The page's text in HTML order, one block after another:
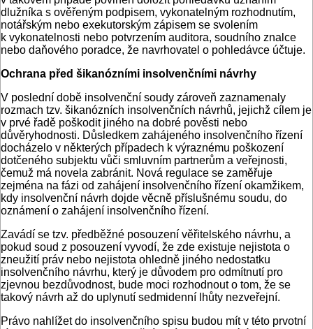
dlužníka s ověřeným podpisem, vykonatelným rozhodnutím,
notářským nebo exekutorským zápisem se svolením
k vykonatelnosti nebo potvrzením auditora, soudního znalce
nebo daňového poradce, že navrhovatel o pohledávce účtuje.
Ochrana před šikanózními insolvenčními návrhy
V poslední době insolvenční soudy zároveň zaznamenaly
rozmach tzv. šikanózních insolvenčních návrhů, jejichž cílem je
v prvé řadě poškodit jiného na dobré pověsti nebo
důvěryhodnosti. Důsledkem zahájeného insolvenčního řízení
docházelo v některých případech k výraznému poškození
dotčeného subjektu vůči smluvním partnerům a veřejnosti,
čemuž má novela zabránit. Nová regulace se zaměřuje
zejména na fázi od zahájení insolvenčního řízení okamžikem,
kdy insolvenční návrh dojde věcně příslušnému soudu, do
oznámení o zahájení insolvenčního řízení.
Zavádí se tzv. předběžné posouzení věřitelského návrhu, a
pokud soud z posouzení vyvodí, že zde existuje nejistota o
zneužití práv nebo nejistota ohledně jiného nedostatku
insolvenčního návrhu, který je důvodem pro odmítnutí pro
zjevnou bezdůvodnost, bude moci rozhodnout o tom, že se
takový návrh až do uplynutí sedmidenní lhůty nezveřejní.
Právo nahlížet do insolvenčního spisu budou mít v této prvotní